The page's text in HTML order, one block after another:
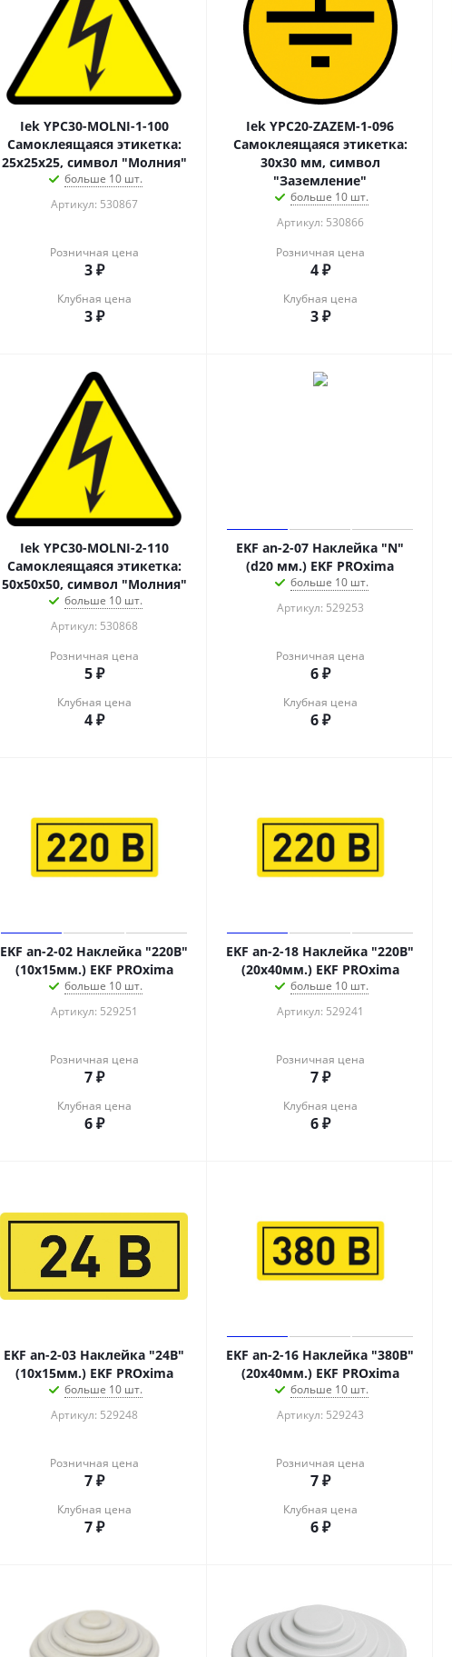
Iek YPC30-MOLNI-1-100
Самоклеящаяся этикетка:
25х25х25, символ "Молния"
больше 10 шт.
Артикул: 530867
Розничная цена
3₽
Клубная цена
3₽
Iek YPC20-ZAZEM-1-096
Самоклеящаяся этикетка:
30х30 мм, символ
"Заземление"
больше 10 шт.
Артикул: 530866
Розничная цена
4₽
Клубная цена
3₽
Iek YPC30-MOLNI-2-110
Самоклеящаяся этикетка:
50х50х50, символ "Молния"
больше 10 шт.
Артикул: 530868
Розничная цена
5₽
Клубная цена
4₽
EKF an-2-07 Наклейка "N"
(d20 мм.) EKF PROxima
больше 10 шт.
Артикул: 529253
Розничная цена
6₽
Клубная цена
6₽
EKF an-2-02 Наклейка "220В"
(10х15мм.) EKF PROxima
больше 10 шт.
Артикул: 529251
Розничная цена
7₽
Клубная цена
6₽
EKF an-2-18 Наклейка "220В"
(20х40мм.) EKF PROxima
больше 10 шт.
Артикул: 529241
Розничная цена
7₽
Клубная цена
6₽
EKF an-2-03 Наклейка "24В"
(10х15мм.) EKF PROxima
больше 10 шт.
Артикул: 529248
Розничная цена
7₽
Клубная цена
7₽
EKF an-2-16 Наклейка "380В"
(20х40мм.) EKF PROxima
больше 10 шт.
Артикул: 529243
Розничная цена
7₽
Клубная цена
6₽